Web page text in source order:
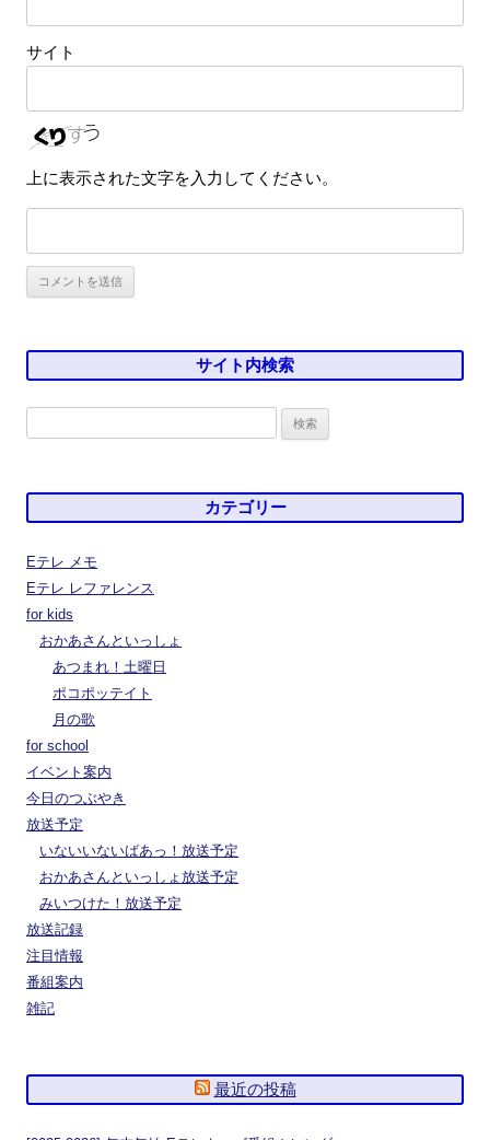
サイト
上に表示された文字を入力してください。
サイト内検索
カテゴリー
Eテレ メモ
Eテレ レファレンス
for kids
おかあさんといっしょ
あつまれ！土曜日
ポコポッテイト
月の歌
for school
イベント案内
今日のつぶやき
放送予定
いないいないばあっ！放送予定
おかあさんといっしょ放送予定
みいつけた！放送予定
放送記録
注目情報
番組案内
雑記
最近の投稿